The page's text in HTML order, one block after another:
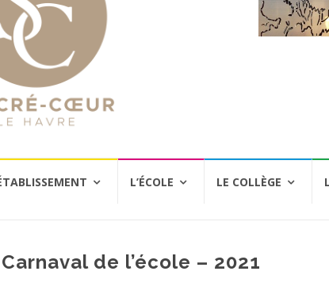
L’ÉCOLE LE COLLÈGE
Carnaval de l’école – 2021